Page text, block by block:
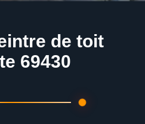
de toit
69430